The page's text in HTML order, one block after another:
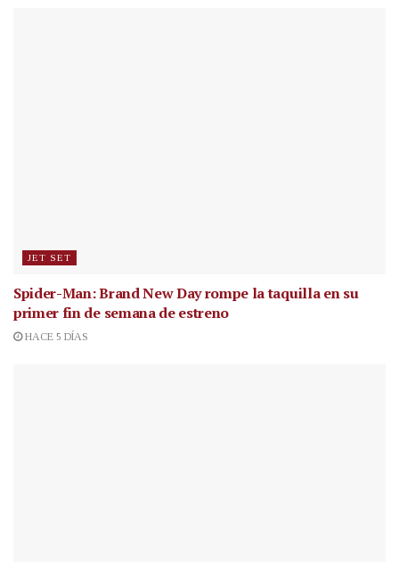
JET SET
Spider-Man: Brand New Day rompe la taquilla en su
primer fin de semana de estreno
HACE 5 DÍAS